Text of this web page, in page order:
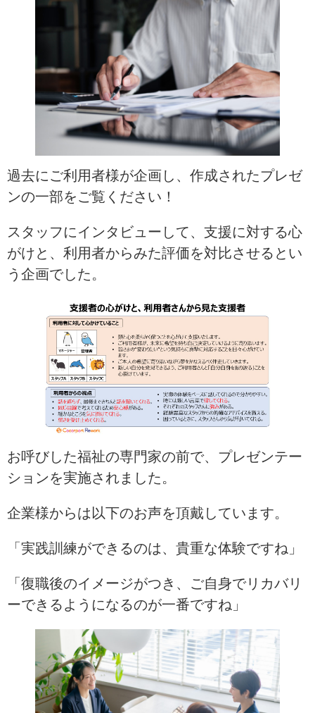
過去にご利用者様が企画し、作成されたプレゼ
ンの一部をご覧ください！
スタッフにインタビューして、支援に対する心
がけと、利用者からみた評価を対比させるとい
う企画でした。
お呼びした福祉の専門家の前で、プレゼンテー
ションを実施されました。
企業様からは以下のお声を頂戴しています。
「実践訓練ができるのは、貴重な体験ですね」
「復職後のイメージがつき、ご自身でリカバリ
ーできるようになるのが一番ですね」